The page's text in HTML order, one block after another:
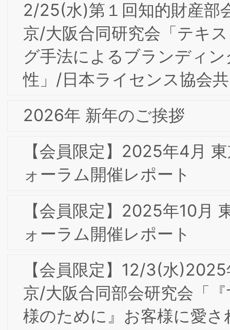
京/大阪合同研究会 開催レポート
【会員限定】2024年5月BSMI第2回東
大阪合同研究会 開催レポート＆株式会
社コレクシア芹澤氏からのお知らせ
当研究所会員 小々馬 敦氏のご著書『新
費をつくるα世代』（日経BP社）が出版
されました
【会員限定】2024年4月BSMI第1回大
東京合同研究会＆第１回消費者部会研究
会 開催レポート
当研究所会員『大阪王将の「超える」経
営』が出版されました
ナルブランディング部会研究会「理念へ
の理解・共感から行動発揮に向けた取り
組み」開催レポート
【会員限定】2024年2月第4回東京/大阪